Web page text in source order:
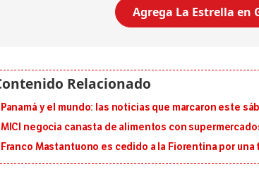
Agrega La Estrella en
Panamá y el mundo: las noticias que marcaron este
MICI negocia canasta de alimentos con
Franco Mastantuono es cedido a la Fiorentina por una